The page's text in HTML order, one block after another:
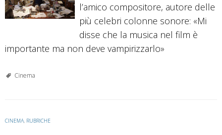
l’amico compositore, autore delle
più celebri colonne sonore: «Mi
disse che la musica nel film è
importante ma non deve vampirizzarlo»
Cinema
CINEMA, RUBRICHE